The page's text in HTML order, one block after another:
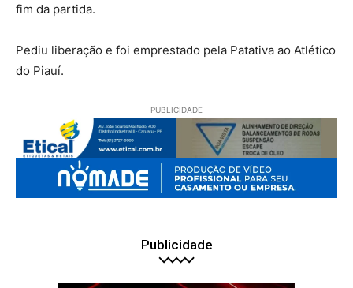
fim da partida.
Pediu liberação e foi emprestado pela Patativa ao Atlético
do Piauí.
PUBLICIDADE
Publicidade